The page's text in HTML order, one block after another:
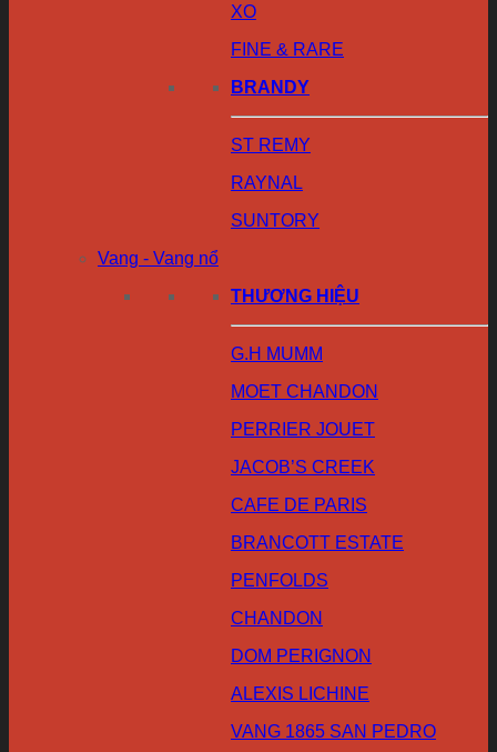
XO
FINE & RARE
BRANDY
ST REMY
RAYNAL
SUNTORY
Vang - Vang nổ
THƯƠNG HIỆU
G.H MUMM
MOET CHANDON
PERRIER JOUET
JACOB’S CREEK
CAFE DE PARIS
BRANCOTT ESTATE
PENFOLDS
CHANDON
DOM PERIGNON
ALEXIS LICHINE
VANG 1865 SAN PEDRO